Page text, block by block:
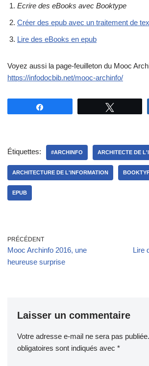
Ecrire des eBooks avec Booktype
Créer des epub avec un traitement de
Lire des eBooks en epub
Voyez aussi la page-feuilleton du Mooc
https://infodocbib.net/mooc-archinfo/
Étiquettes: #ARCHINFO ARCHITECTE DE
ARCHITECTURE DE L'INFORMATION
EPUB
PRÉCÉDENT
Mooc Archinfo 2016, une
heureuse surprise
Lire
Laisser un commentaire
Votre adresse e-mail ne sera pas publiée.
obligatoires sont indiqués avec *